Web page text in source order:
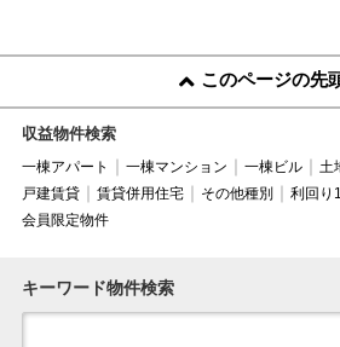
このページの先
収益物件検索
一棟アパート 一棟マンション 一棟ビル 土
戸建賃貸
賃貸併用住宅 その他種別 利回り
会員限定物件
キーワード物件検索